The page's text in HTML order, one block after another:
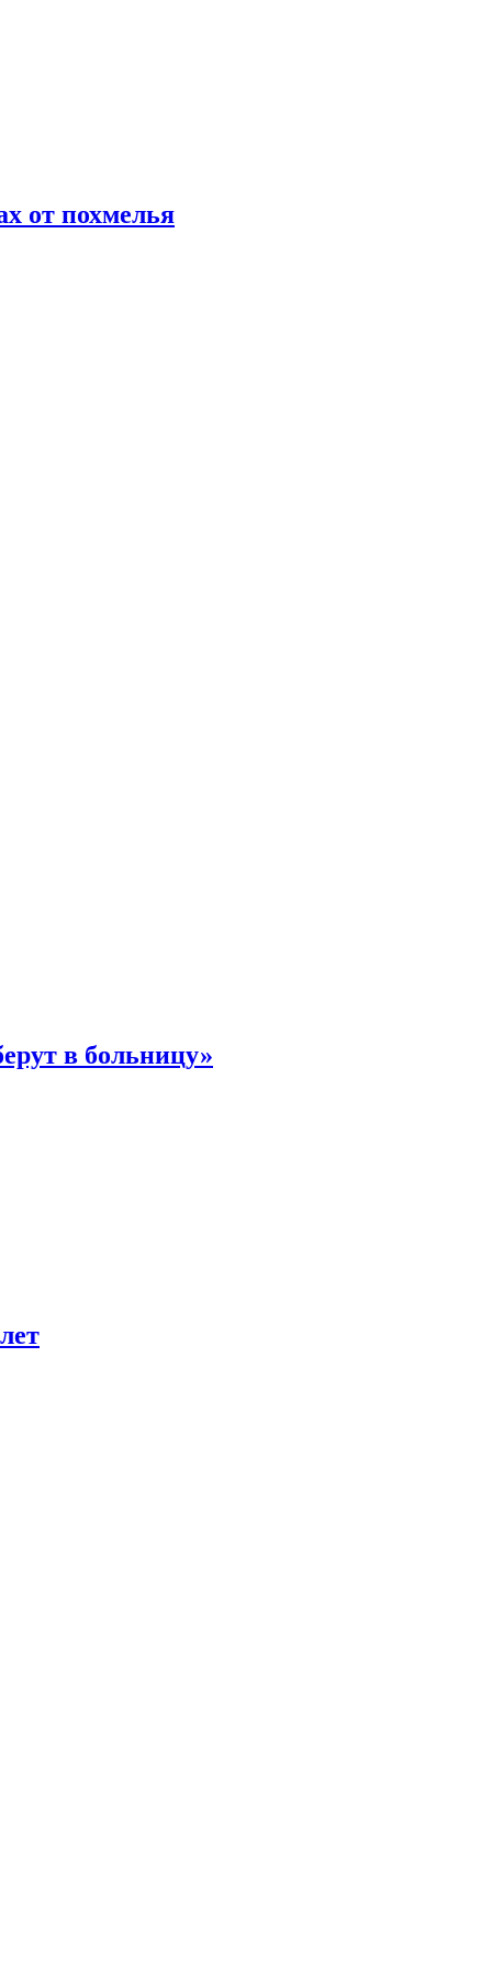
от похмелья
в больницу»